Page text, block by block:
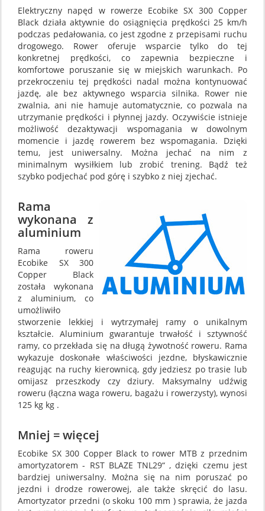
Elektryczny napęd w rowerze Ecobike SX 300 Copper
Black działa aktywnie do osiągnięcia prędkości 25 km/h
podczas pedałowania, co jest zgodne z przepisami ruchu
drogowego. Rower oferuje wsparcie tylko do tej
konkretnej prędkości, co zapewnia bezpieczne i
komfortowe poruszanie się w miejskich warunkach. Po
przekroczeniu tej prędkości nadal można kontynuować
jazdę, ale bez aktywnego wsparcia silnika. Rower nie
zwalnia, ani nie hamuje automatycznie, co pozwala na
utrzymanie prędkości i płynnej jazdy. Oczywiście istnieje
możliwość dezaktywacji wspomagania w dowolnym
momencie i jazdę rowerem bez wspomagania. Dzięki
temu, jest uniwersalny. Można jechać na nim z
minimalnym wysiłkiem lub zrobić trening. Bądź też
szybko podjechać pod górę i szybko z niej zjechać.
Rama
wykonana z
aluminium
Rama roweru
Ecobike SX 300
Copper Black
została wykonana
z aluminium, co
umożliwiło
stworzenie lekkiej i wytrzymałej ramy o unikalnym
kształcie. Aluminium gwarantuje trwałość i sztywność
ramy, co przekłada się na długą żywotność roweru. Rama
wykazuje doskonałe właściwości jezdne, błyskawicznie
reagując na ruchy kierownicą, gdy jedziesz po trasie lub
omijasz przeszkody czy dziury. Maksymalny udźwig
roweru (łączna waga roweru, bagażu i rowerzysty), wynosi
125 kg kg .
Mniej = więcej
Ecobike SX 300 Copper Black to rower MTB z przednim
amortyzatorem - RST BLAZE TNL29“ , dzięki czemu jest
bardziej uniwersalny. Można się na nim poruszać po
jezdni i drodze rowerowej, ale także skręcić do lasu.
Amortyzator przedni (o skoku 100 mm ) sprawia, że jazda